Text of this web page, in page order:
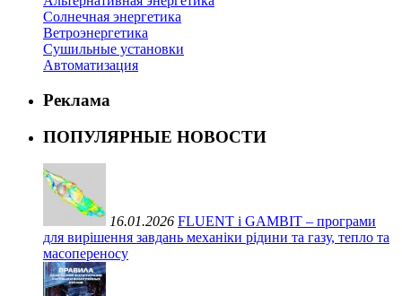
Солнечная энергетика
Ветроэнергетика
Сушильные установки
Автоматизация
Реклама
ПОПУЛЯРНЫЕ НОВОСТИ
16.01.2026 FLUENT і GAMBIT – програми
для вирішення завдань механіки рідини та газу, тепло та
масопереносу